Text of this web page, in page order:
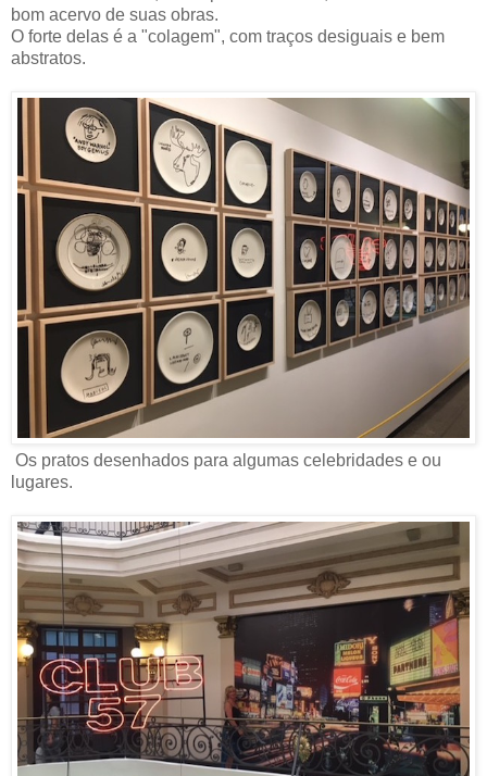
bom acervo de suas obras.
O forte delas é a "colagem", com traços desiguais e bem
abstratos.
Os pratos desenhados para algumas celebridades e ou
lugares.